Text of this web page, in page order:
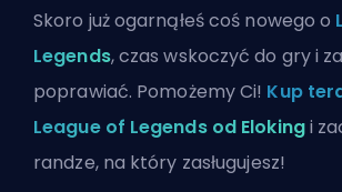
Skoro już ogarnąłeś coś nowego o
Legends, czas wskoczyć do gry i
poprawiać. Pomożemy Ci! Kup
League of Legends od Elokingi
randze, na który zasługujesz!